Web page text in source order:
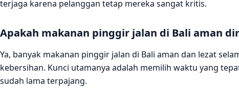
terjaga karena pelanggan tetap mereka sangat kritis.
Apakah makanan pinggir jalan di Bali aman
Ya, banyak makanan pinggir jalan di Bali aman dan lezat
kebersihan. Kunci utamanya adalah memilih waktu yang
sudah lama terpajang.